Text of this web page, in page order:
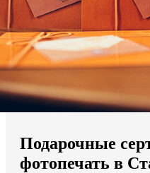
Мы доставляем по всему
Продолжить без города
Подарочные
фотопечать в